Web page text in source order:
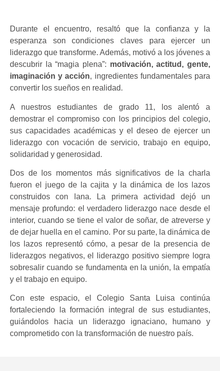
Durante el encuentro, resaltó que la confianza y la
esperanza son condiciones claves para ejercer un
liderazgo que transforme. Además, motivó a los jóvenes a
descubrir la “magia plena”: motivación, actitud, gente,
imaginación y acción, ingredientes fundamentales para
convertir los sueños en realidad.
A nuestros estudiantes de grado 11, los alentó a
demostrar el compromiso con los principios del colegio,
sus capacidades académicas y el deseo de ejercer un
liderazgo con vocación de servicio, trabajo en equipo,
solidaridad y generosidad.
Dos de los momentos más significativos de la charla
fueron el juego de la cajita y la dinámica de los lazos
construidos con lana. La primera actividad dejó un
mensaje profundo: el verdadero liderazgo nace desde el
interior, cuando se tiene el valor de soñar, de atreverse y
de dejar huella en el camino. Por su parte, la dinámica de
los lazos representó cómo, a pesar de la presencia de
liderazgos negativos, el liderazgo positivo siempre logra
sobresalir cuando se fundamenta en la unión, la empatía
y el trabajo en equipo.
Con este espacio, el Colegio Santa Luisa continúa
fortaleciendo la formación integral de sus estudiantes,
guiándolos hacia un liderazgo ignaciano, humano y
comprometido con la transformación de nuestro país.